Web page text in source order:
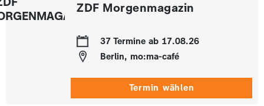
ZDF Morgenmagazin
37 Termine ab 17.08.26
Berlin, mo:ma-café
Termin wählen